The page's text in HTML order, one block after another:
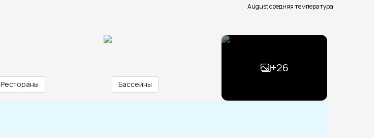
August средняя температура
Рестораны Бассейны
+26